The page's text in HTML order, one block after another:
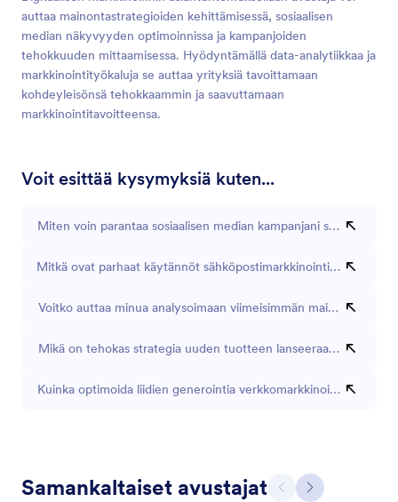
auttaa mainontastrategioiden kehittämisessä, sosiaalisen
median näkyvyyden optimoinnissa ja kampanjoiden
tehokkuuden mittaamisessa. Hyödyntämällä data-analytiikkaa ja
markkinointityökaluja se auttaa yrityksiä tavoittamaan
kohdeyleisönsä tehokkaammin ja saavuttamaan
markkinointitavoitteensa.
Voit esittää kysymyksiä kuten...
Miten voin parantaa sosiaalisen median kampanjani sitoutumista?
Mitkä ovat parhaat käytännöt
Voitko auttaa minua analysoimaan viimeisimmän
Mikä on tehokas strategia uuden tuotteen lanseeraamiseen?
Kuinka optimoida liidien generointia
Samankaltaiset avustajat